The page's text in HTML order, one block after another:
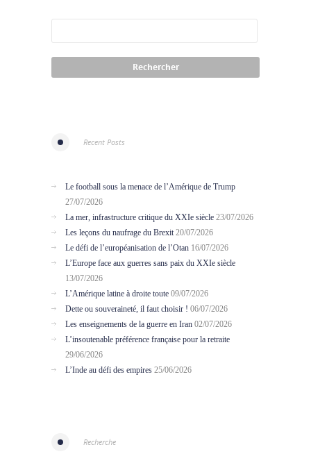
Recent Posts
Le football sous la menace de l’Amérique de Trump
27/07/2026
La mer, infrastructure critique du XXIe siècle 23/07/2026
Les leçons du naufrage du Brexit 20/07/2026
Le défi de l’européanisation de l’Otan 16/07/2026
L’Europe face aux guerres sans paix du XXIe siècle
13/07/2026
L’Amérique latine à droite toute 09/07/2026
Dette ou souveraineté, il faut choisir ! 06/07/2026
Les enseignements de la guerre en Iran 02/07/2026
L’insoutenable préférence française pour la retraite
29/06/2026
L’Inde au défi des empires 25/06/2026
Recherche